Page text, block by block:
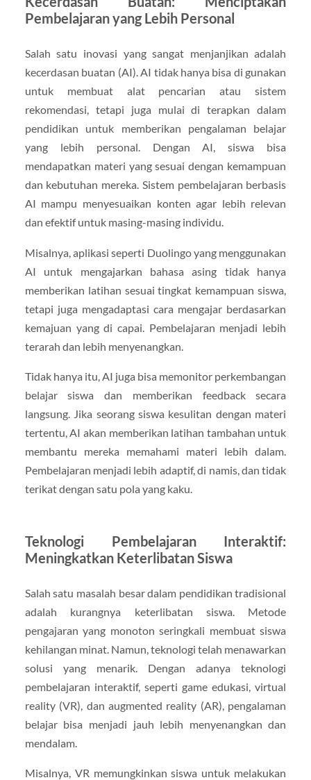
Pembelajaran yang Lebih Personal
Salah satu inovasi yang sangat menjanjikan adalah
kecerdasan buatan (AI). AI tidak hanya bisa di gunakan
untuk membuat alat pencarian atau sistem
rekomendasi, tetapi juga mulai di terapkan dalam
pendidikan untuk memberikan pengalaman belajar
yang lebih personal. Dengan AI, siswa bisa
mendapatkan materi yang sesuai dengan kemampuan
dan kebutuhan mereka. Sistem pembelajaran berbasis
AI mampu menyesuaikan konten agar lebih relevan
dan efektif untuk masing-masing individu.
Misalnya, aplikasi seperti Duolingo yang menggunakan
AI untuk mengajarkan bahasa asing tidak hanya
memberikan latihan sesuai tingkat kemampuan siswa,
tetapi juga mengadaptasi cara mengajar berdasarkan
kemajuan yang di capai. Pembelajaran menjadi lebih
terarah dan lebih menyenangkan.
Tidak hanya itu, AI juga bisa memonitor perkembangan
belajar siswa dan memberikan feedback secara
langsung. Jika seorang siswa kesulitan dengan materi
tertentu, AI akan memberikan latihan tambahan untuk
membantu mereka memahami materi lebih dalam.
Pembelajaran menjadi lebih adaptif, di namis, dan tidak
terikat dengan satu pola yang kaku.
Teknologi Pembelajaran Interaktif:
Meningkatkan Keterlibatan Siswa
Salah satu masalah besar dalam pendidikan tradisional
adalah kurangnya keterlibatan siswa. Metode
pengajaran yang monoton seringkali membuat siswa
kehilangan minat. Namun, teknologi telah menawarkan
solusi yang menarik. Dengan adanya teknologi
pembelajaran interaktif, seperti game edukasi, virtual
reality (VR), dan augmented reality (AR), pengalaman
belajar bisa menjadi jauh lebih menyenangkan dan
mendalam.
Misalnya, VR memungkinkan siswa untuk melakukan